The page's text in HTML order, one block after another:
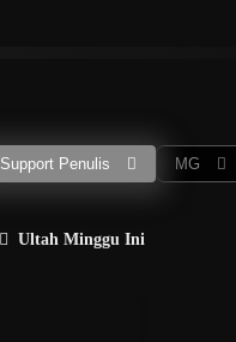
MG
Support Penulis
Ultah Minggu Ini